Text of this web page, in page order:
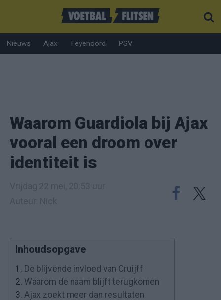
Nieuws Ajax Feyenoord PSV
Waarom Guardiola bij Ajax
vooral een droom over
identiteit is
Inhoudsopgave
1. De blijvende invloed van Cruijff
2. Waarom de naam blijft terugkomen
3. Ajax zoekt meer dan resultaten